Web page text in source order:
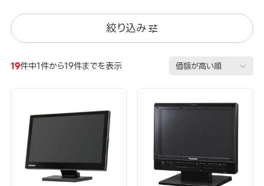
絞り込み
19件中1件から19件までを表示